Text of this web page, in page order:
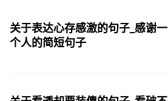
关于表达心存感激的句子_感谢一
个人的简短句子